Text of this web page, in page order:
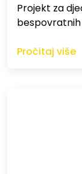
Projekt za
Pročitaj više